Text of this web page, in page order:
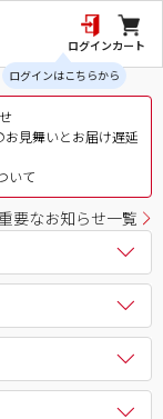
ログイン
ログインはこちらから
カート
見舞いとお届け遅延
いて
要なお知らせ一覧